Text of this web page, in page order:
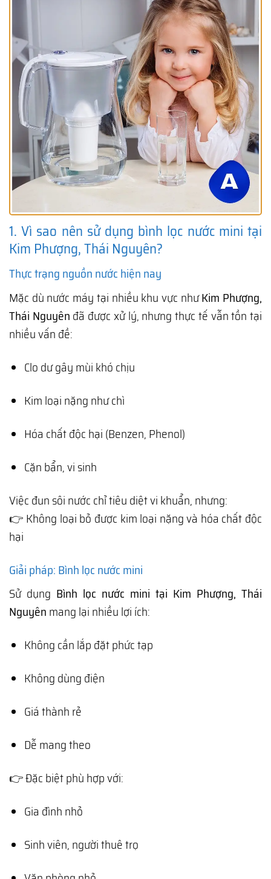
1. Vì sao nên sử dụng bình lọc nước mini tại
Kim Phượng, Thái Nguyên?
Thực trạng nguồn nước hiện nay
Mặc dù nước máy tại nhiều khu vực nhưKim Phượng,
Thái Nguyên đã được xử lý, nhưng thực tế vẫn tồn tại
nhiều vấn đề:
Clo dư gây mùi khó chịu
Kim loại nặng như chì
Hóa chất độc hại (Benzen, Phenol)
Cặn bẩn, vi sinh
Việc đun sôi nước chỉ tiêu diệt vi khuẩn, nhưng:
👉 Không loại bỏ được kim loại nặng và hóa chất độc
hại
Giải pháp: Bình lọc nước mini
Sử dụng Bình lọc nước mini tại Kim Phượng, Thái
Nguyên mang lại nhiều lợi ích:
Không cần lắp đặt phức tạp
Không dùng điện
Giá thành rẻ
Dễ mang theo
👉 Đặc biệt phù hợp với:
Gia đình nhỏ
Sinh viên, người thuê trọ